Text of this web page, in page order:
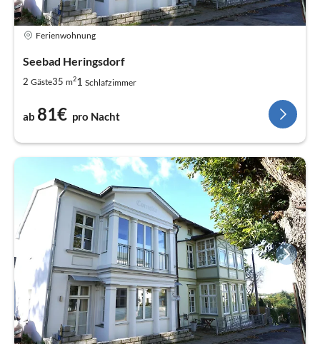
Ferienwohnung
Seebad Heringsdorf
2 Gäste35 m21 Schlafzimmer
ab 81€ pro Nacht